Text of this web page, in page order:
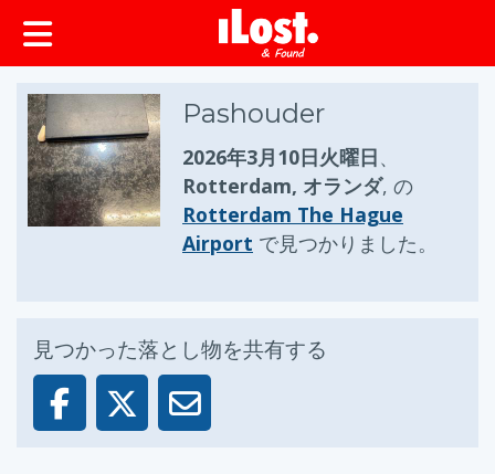
ップ
Pashouder
2026年3月10日火曜日、
Rotterdam, オランダ, の
Rotterdam The Hague
Airport で見つかりました。
見つかった落とし物を共有する